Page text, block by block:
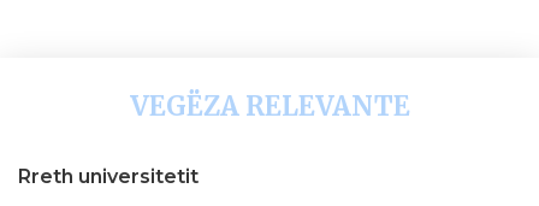
VEGËZA RELEVANTE
Rreth universitetit